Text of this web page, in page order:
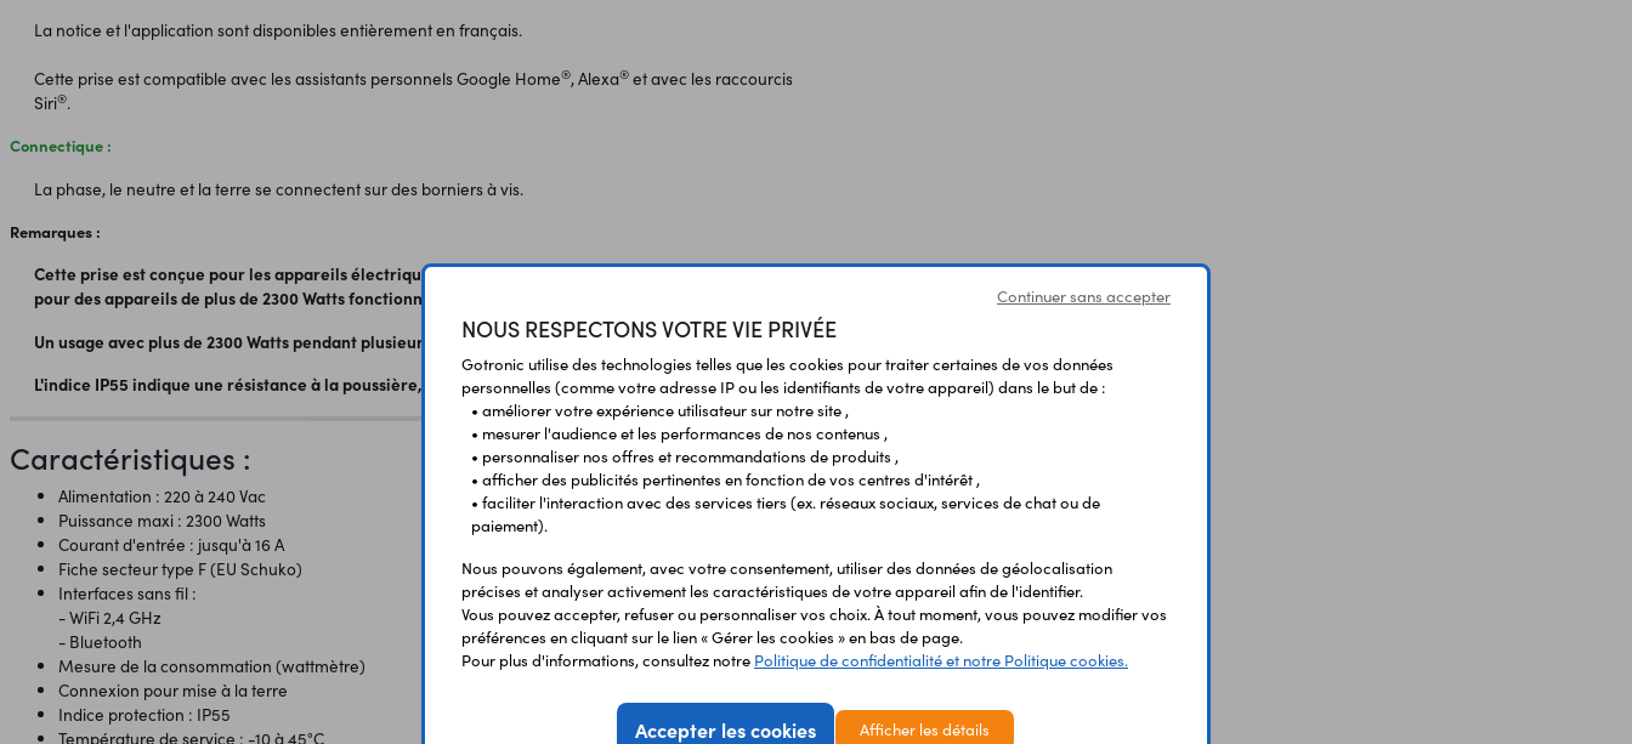
La notice et l'application sont disponibles entièrement en français.
Cette prise est compatible avec les assistants personnels Google Home®, Alexa®et avec les raccourcis
Siri®.
Connectique :
La phase, le neutre et la terre se connectent sur des borniers à vis.
Remarques :
Cette prise est conçue pour les appareils électriques classiques (lampes, ventilateurs, etc) et non
pour des appareils de plus de 2300 Watts fonctionnant plusieurs heures.
Un usage avec plus de 2300 Watts pendant plusieurs heures peut endommager la prise.
L'indice IP55 indique une résistance à la poussière, à la pluie et aux projections d'eau.
Caractéristiques :
Alimentation : 220 à 240 Vac
Puissance maxi : 2300 Watts
Courant d'entrée : jusqu'à 16 A
Fiche secteur type F (EU Schuko)
Interfaces sans fil :
- WiFi 2,4 GHz
- Bluetooth
Mesure de la consommation (wattmètre)
Connexion pour mise à la terre
Indice protection : IP55
Température de service : -10 à 45°C
Continuer sans accepter
NOUS RESPECTONS VOTRE VIE PRIVÉE
Gotronic utilise des technologies telles que les cookies pour traiter certaines de vos données
personnelles (comme votre adresse IP ou les identifiants de votre appareil) dans le but de :
• améliorer votre expérience utilisateur sur notre site ,
• mesurer l'audience et les performances de nos contenus ,
• personnaliser nos offres et recommandations de produits ,
• afficher des publicités pertinentes en fonction de vos centres d'intérêt ,
• faciliter l'interaction avec des services tiers (ex. réseaux sociaux, services de chat ou de
paiement).
Nous pouvons également, avec votre consentement, utiliser des données de géolocalisation
précises et analyser activement les caractéristiques de votre appareil afin de l'identifier.
Vous pouvez accepter, refuser ou personnaliser vos choix. À tout moment, vous pouvez modifier vos
préférences en cliquant sur le lien « Gérer les cookies » en bas de page.
Pour plus d'informations, consultez notre Politique de confidentialité et notre Politique cookies.
Accepter les cookies Afficher les détails